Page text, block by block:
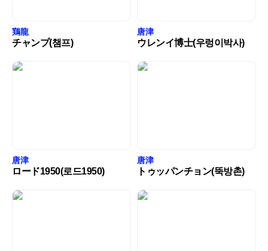
鶏龍
チャンプ(챔프)
唐津
ウレンイ博士(우렁이박사)
唐津
ロード1950(로드1950)
唐津
トゥッパンチョン(뚝방촌)